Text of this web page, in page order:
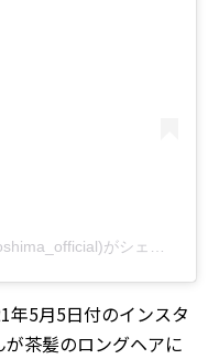
黒島結菜マネーシ゛ャー(@yuinakuroshima_official)がシェアした投稿
年5月5日付のインスタ
茶髪のロングヘアに